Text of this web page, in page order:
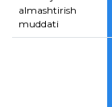
almashtirish
muddati